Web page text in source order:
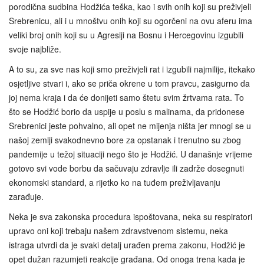
porodična sudbina Hodžića teška, kao i svih onih koji su preživjeli
Srebrenicu, ali i u mnoštvu onih koji su ogorčeni na ovu aferu ima
veliki broj onih koji su u Agresiji na Bosnu i Hercegovinu izgubili
svoje najbliže.
A to su, za sve nas koji smo preživjeli rat i izgubili najmilije, itekako
osjetljive stvari i, ako se priča okrene u tom pravcu, zasigurno da
joj nema kraja i da će donijeti samo štetu svim žrtvama rata. To
što se Hodžić borio da uspije u poslu s malinama, da pridonese
Srebrenici jeste pohvalno, ali opet ne mijenja ništa jer mnogi se u
našoj zemlji svakodnevno bore za opstanak i trenutno su zbog
pandemije u težoj situaciji nego što je Hodžić. U današnje vrijeme
gotovo svi vode borbu da sačuvaju zdravlje ili zadrže dosegnuti
ekonomski standard, a rijetko ko na tuđem preživljavanju
zarađuje.
Neka je sva zakonska procedura ispoštovana, neka su respiratori
upravo oni koji trebaju našem zdravstvenom sistemu, neka
istraga utvrdi da je svaki detalj urađen prema zakonu, Hodžić je
opet dužan razumjeti reakcije građana. Od onoga trena kada je